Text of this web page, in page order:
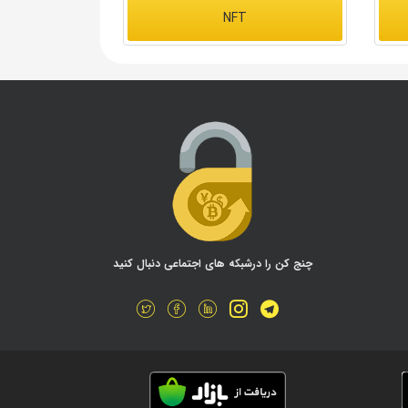
NFT
چنج کن را درشبکه های اجتماعی دنبال کنید